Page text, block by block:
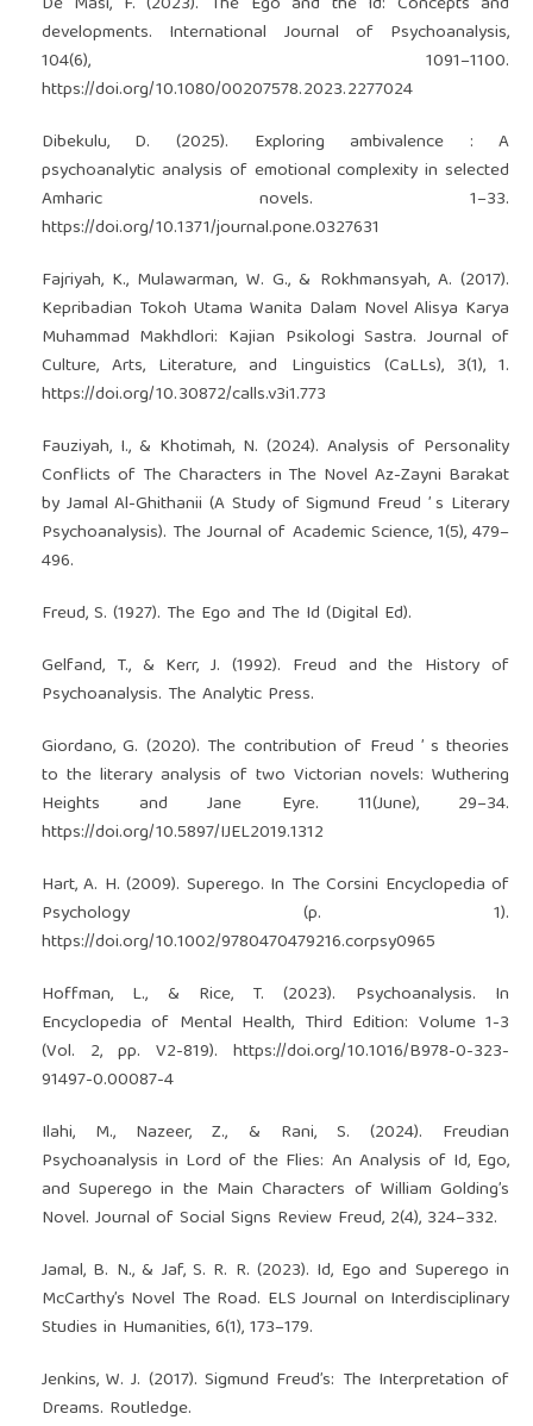
developments. International Journal of Psychoanalysis,
104(6), 1091–1100.
https://doi.org/10.1080/00207578.2023.2277024
Dibekulu, D. (2025). Exploring ambivalence : A
psychoanalytic analysis of emotional complexity in selected
Amharic novels. 1–33.
https://doi.org/10.1371/journal.pone.0327631
Fajriyah, K., Mulawarman, W. G., & Rokhmansyah, A. (2017).
Kepribadian Tokoh Utama Wanita Dalam Novel Alisya Karya
Muhammad Makhdlori: Kajian Psikologi Sastra. Journal of
Culture, Arts, Literature, and Linguistics (CaLLs), 3(1), 1.
https://doi.org/10.30872/calls.v3i1.773
Fauziyah, I., & Khotimah, N. (2024). Analysis of Personality
Conflicts of The Characters in The Novel Az-Zayni Barakat
by Jamal Al-Ghithanii (A Study of Sigmund Freud ’ s Literary
Psychoanalysis). The Journal of Academic Science, 1(5), 479–
496.
Freud, S. (1927). The Ego and The Id (Digital Ed).
Gelfand, T., & Kerr, J. (1992). Freud and the History of
Psychoanalysis. The Analytic Press.
Giordano, G. (2020). The contribution of Freud ’ s theories
to the literary analysis of two Victorian novels: Wuthering
Heights and Jane Eyre. 11(June), 29–34.
https://doi.org/10.5897/IJEL2019.1312
Hart, A. H. (2009). Superego. In The Corsini Encyclopedia of
Psychology (p. 1).
https://doi.org/10.1002/9780470479216.corpsy0965
Hoffman, L., & Rice, T. (2023). Psychoanalysis. In
Encyclopedia of Mental Health, Third Edition: Volume 1-3
(Vol. 2, pp. V2-819).https://doi.org/10.1016/B978-0-323-
91497-0.00087-4
Ilahi, M., Nazeer, Z., & Rani, S. (2024). Freudian
Psychoanalysis in Lord of the Flies: An Analysis of Id, Ego,
and Superego in the Main Characters of William Golding’s
Novel. Journal of Social Signs Review Freud, 2(4), 324–332.
Jamal, B. N., & Jaf, S. R. R. (2023). Id, Ego and Superego in
McCarthy’s Novel The Road. ELS Journal on Interdisciplinary
Studies in Humanities, 6(1), 173–179.
Jenkins, W. J. (2017). Sigmund Freud’s: The Interpretation of
Dreams. Routledge.